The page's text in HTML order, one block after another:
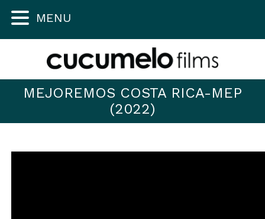
MEJOREMOS COSTA RICA-MEP
(2022)
MENU